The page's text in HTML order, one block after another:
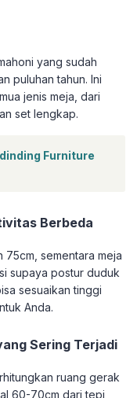
yang sudah
puluhan tahun. Ini
jenis meja, dari
set lengkap.
Furniture
Berbeda
75cm, sementara meja
supaya postur duduk
sesuaikan tinggi
Anda.
Sering Terjadi
ruang gerak
60-70cm dari tepi